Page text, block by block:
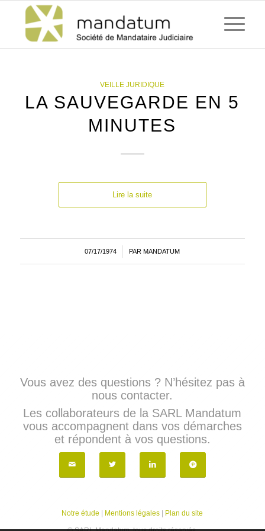
VEILLE JURIDIQUE
LA SAUVEGARDE EN 5
MINUTES
Lire la suite
07/17/1974
/ PARMANDATUM
Vous avez des questions ? N’hésitez pas à
nous contacter.
Les collaborateurs de la SARL Mandatum
vous accompagnent dans vos démarches
et répondent à vos questions.
Notre étude Mentions légales Plan du site